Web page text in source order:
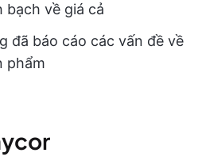
bạch về giá cả
đã báo cáo các vấn đề về
phẩm